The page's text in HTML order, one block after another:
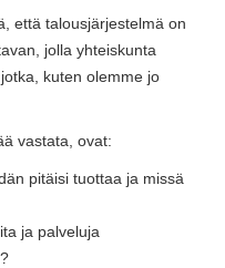
että talousjärjestelmä on
jolla yhteiskunta
kuten olemme jo
vastata, ovat:
pitäisi tuottaa ja missä
ja palveluja